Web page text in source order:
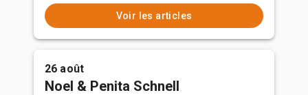
Voir les articles
26 août
Noel & Penita Schnell